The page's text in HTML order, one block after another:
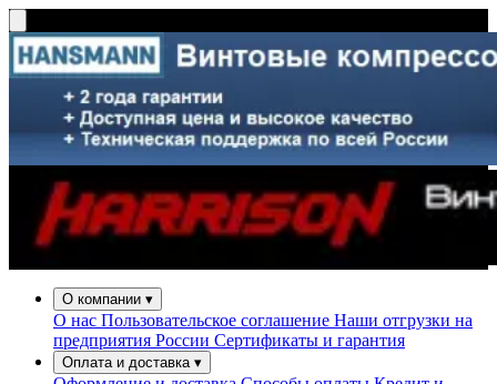
О компании ▾
О нас Пользовательское соглашение Наши отгрузки на
предприятия России Сертификаты и гарантия
Оплата и доставка ▾